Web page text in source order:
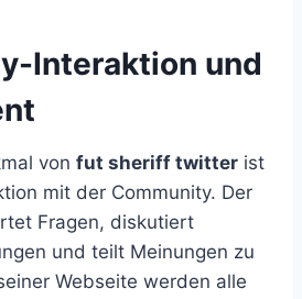
Interaktion und
von fut sheriff twitter ist
mit der Community. Der
Fragen, diskutiert
und teilt Meinungen zu
Webseite werden alle